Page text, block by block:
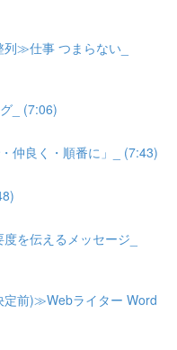
≫仕事 つまらない_
_ (7:06)
仲良く・順番に」_ (7:43)
を伝えるメッセージ_
前)≫Webライター Word